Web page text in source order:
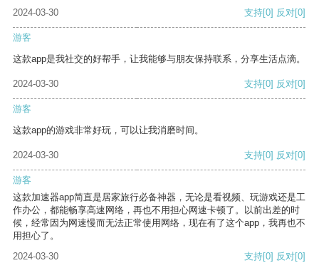
2024-03-30
支持[0] 反对[0]
游客
这款app是我社交的好帮手，让我能够与朋友保持联系，分享生活点滴。
2024-03-30 支持[0] 反对[0]
游客
这款app的游戏非常好玩，可以让我消磨时间。
2024-03-30 支持[0] 反对[0]
游客
这款加速器app简直是居家旅行必备神器，无论是看视频、玩游戏还是工
作办公，都能畅享高速网络，再也不用担心网速卡顿了。以前出差的时
候，经常因为网速慢而无法正常使用网络，现在有了这个app，我再也不
用担心了。
2024-03-30
支持[0] 反对[0]